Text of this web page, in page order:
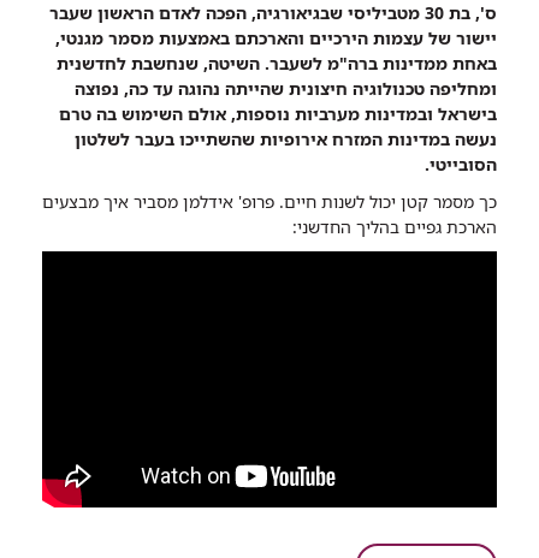
שיתוף
מישראל
באהבה:
רופאי
רמב"ם
ביצעו
ניתוח
ראשון
מסוגו
במדינות
ס', בת 30 מטביליסי שבגיאורגיה, הפכה לאדם הראשון שעבר
יישור של עצמות הירכיים והארכתם באמצעות מסמר מגנטי,
באחת ממדינות ברה"מ לשעבר. השיטה, שנחשבת לחדשנית
ומחליפה טכנולוגיה חיצונית שהייתה נהוגה עד כה, נפוצה
בישראל ובמדינות מערביות נוספות, אולם השימוש בה טרם
נעשה במדינות המזרח אירופיות שהשתייכו בעבר לשלטון
הסובייטי.
כך מסמר קטן יכול לשנות חיים. פרופ' אידלמן מסביר איך מבצעים
הארכת גפיים בהליך החדשני: